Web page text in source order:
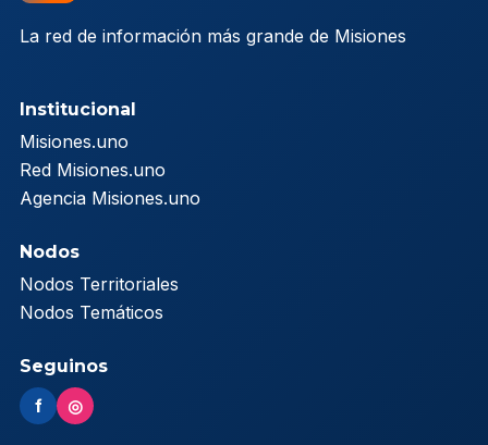
La red de información más grande de Misiones
Institucional
Misiones.uno
Red Misiones.uno
Agencia Misiones.uno
Nodos
Nodos Territoriales
Nodos Temáticos
Seguinos
f ◎